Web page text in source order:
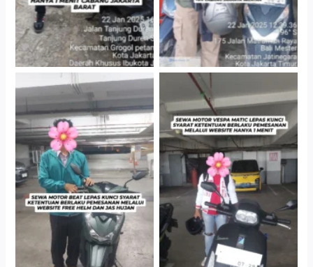
Cityplaza Jatinegara
Gedung Parkir P6A
Cityplaza Jatinegara
Gedung Parkir P6A